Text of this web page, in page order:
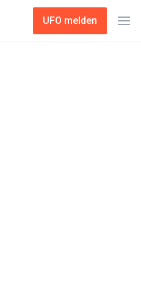
UFO melden